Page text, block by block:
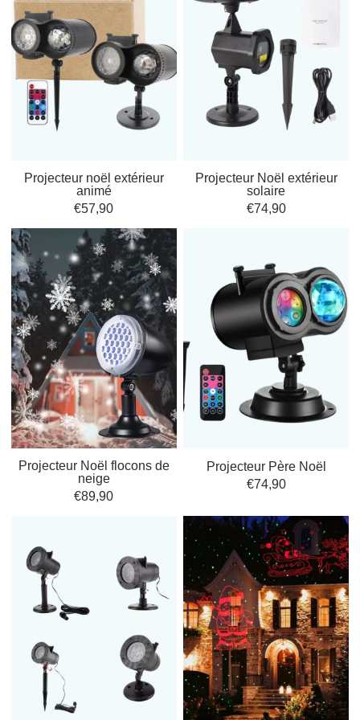
Chaque modèle offre des fonctionnalités propres ; abordons maintenant
leurs styles et usages pour la décoration. Que vous recherchiez une
simplicité raffinée ou une opulence festive, il existe un projecteur de
Noël adapté à chaque ambiance.
Styles et effets : quelle
ambiance créer avec un
projecteurs de Noël
sont des alliés incontournables pour
transformer votre maison en véritable scène festive. Grâce à leurs
effets spéciaux lumineux, ils créent un univers enchanteur en illuminant
façades, jardins et terrasses. Que vous souhaitiez mettre en valeur votre
façade décorativeou apporter uneambiance chaleureuse
extérieur, il existe un projecteur pour chaque besoin.
Les styles varient ; faisons le point sur les avantages pratiques et les
situations d’installation.
Exemples de styles et situations d’usage
Façades animées par des projections enneigées
: Apportez la
magie du givre sur vos murs pour un effet époustouflant dès la
tombée de la nuit.
Jardins sublimés par des motifs laser colorés: Transformez vos
espaces verts en véritable tableau lumineux et spectaculaire.
Ambiance chaleureuse sur terrasse avec LED multicolores
Idéale pour accueillir vos invités avec un éclairage festif et
accueillant.
Chemins illuminés grâce à des scènes hivernales
égayez vos allées avec des motifs doux et hivernaux.
Arbres mis en valeur par des effets lumineux dynamiques:
Mettez en relief la beauté naturelle en ajoutant une animation
lumineuse captivante.
Pour compléter l’éclairage festif, pensez aussi auxGuirlandes
Lumineuses , parfaites pour harmoniser l’ensemble et renforcer
ambiance magique des fêtes . Explorez lesmeilleures projections
lumineuses pour façadeset inspirez-vous desidées éclairage festifpour
que chaque espace extérieur devienne unescène hivernaleunique.
Installation et sécurité :
Projecteur noël extérieur
animé
€57,90
Projecteur Noël extérieur
solaire
€74,90
Projecteur Noël flocons de
neige
€89,90
Projecteur Père Noël
€74,90